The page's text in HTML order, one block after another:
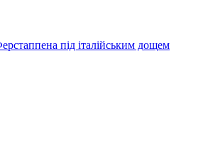
під італійським дощем